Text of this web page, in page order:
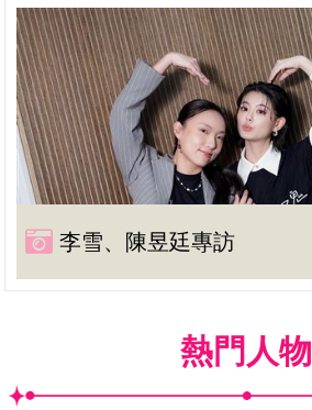
李雪、陳昱廷專訪
熱門人物